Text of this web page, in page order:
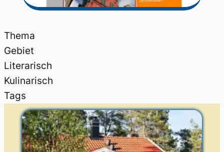
Thema
Gebiet
Literarisch
Kulinarisch
Tags